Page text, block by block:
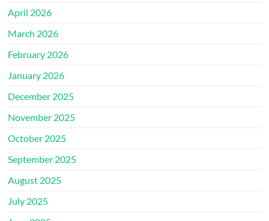
April 2026
March 2026
February 2026
January 2026
December 2025
November 2025
October 2025
September 2025
August 2025
July 2025